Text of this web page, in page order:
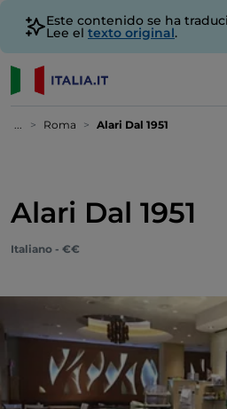
Este contenido se ha
Lee el texto original.
... Roma Alari Dal 1951
Alari Dal 1951
Italiano - €€